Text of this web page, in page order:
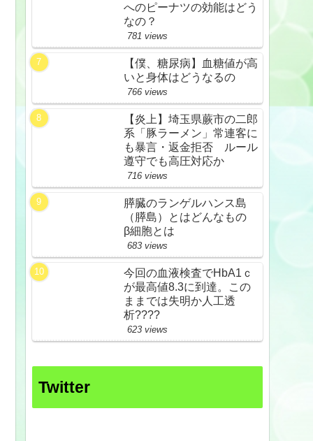
へのピーナツの効能はどう
なの？
781 views
【僕、糖尿病】血糖値が高
いと身体はどうなるの
766 views
【炎上】埼玉県蕨市の二郎
系「豚ラーメン」常連客に
も暴言・返金拒否 ルール
遵守でも高圧対応か
716 views
膵臓のランゲルハンス島
（膵島）とはどんなもの
β細胞とは
683 views
今回の血液検査でHbA1ｃ
が最高値8.3に到達。この
ままでは失明か人工透
析????
623 views
Twitter